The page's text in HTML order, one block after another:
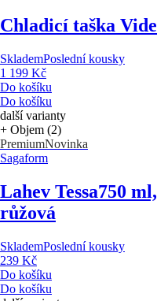
Chladicí taška Vide
SklademPoslední kousky
1 199 Kč
Do košíku
Do košíku
další varianty
+ Objem (2)
PremiumNovinka
Sagaform
Lahev Tessa750
růžová
SklademPoslední kousky
239 Kč
Do košíku
Do košíku